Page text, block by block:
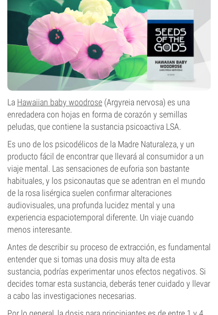
La Hawaiian baby woodrose (Argyreia nervosa) es una
enredadera con hojas en forma de corazón y semillas
peludas, que contiene la sustancia psicoactiva LSA.
Es uno de los psicodélicos de la Madre Naturaleza, y un
producto fácil de encontrar que llevará al consumidor a un
viaje mental. Las sensaciones de euforia son bastante
habituales, y los psiconautas que se adentran en el mundo
de la rosa lisérgica suelen confirmar alteraciones
audiovisuales, una profunda lucidez mental y una
experiencia espaciotemporal diferente. Un viaje cuando
menos interesante.
Antes de describir su proceso de extracción, es fundamental
entender que si tomas una dosis muy alta de esta
sustancia, podrías experimentar unos efectos negativos. Si
decides tomar esta sustancia, deberás tener cuidado y llevar
a cabo las investigaciones necesarias.